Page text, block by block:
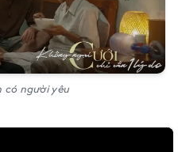
có người yêu